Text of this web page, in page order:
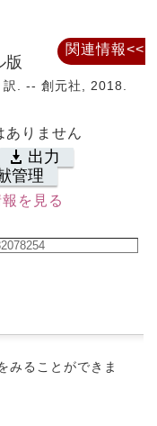
版
. -- 創元社, 2018.
ありません
出力
管理
を見る
みることができま
関連情報<<